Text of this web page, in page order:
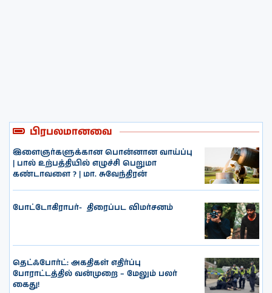
பிரபலமானவை
இளைஞர்களுக்கான பொன்னான வாய்ப்பு
| பால் உற்பத்தியில் எழுச்சி பெறுமா
கண்டாவளை ? | மா. சுவேந்திரன்
போட்டோகிராபர்- ‌ திரைப்பட விமர்சனம்
தெட்ஃபோர்ட்: அகதிகள் எதிர்ப்பு
போராட்டத்தில் வன்முறை – மேலும் பலர்
கைது!